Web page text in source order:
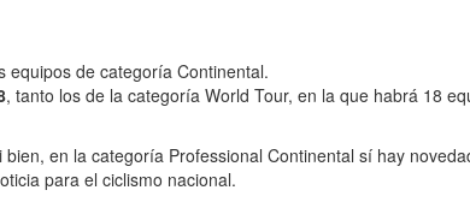
equipos de categoría Continental.
, tanto los de la categoría World Tour, en la que habrá 18
en la categoría Professional Continental sí hay
para el ciclismo nacional.